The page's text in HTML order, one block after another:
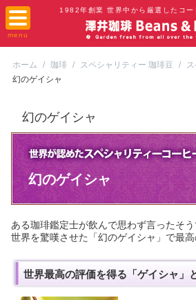
1982年創業 世界中から厳選したコー
ホーム / 珈琲 / スペシャリティー 珈琲豆 /
幻のゲイシャ
幻のゲイシャ
幻のゲイシャ
ある珈琲鑑定士が飲んで思わず言ったそ
世界を驚嘆させた「幻のゲイシャ」で最高
世界最高の評価を得る「ゲイシャ」